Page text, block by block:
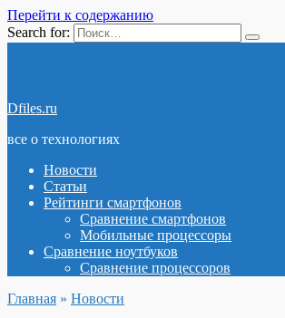
Перейти к содержанию
Search for:
Dfiles.ru
все о технологиях
Новости
Статьи
Рейтинги смартфонов
Сравнение смартфонов
Мобильные процессоры
Сравнение ноутбуков
Сравнение процессоров
Главная » Новости